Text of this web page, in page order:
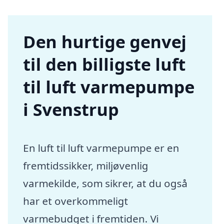
Den hurtige genvej
til den billigste luft
til luft varmepumpe
i Svenstrup
En luft til luft varmepumpe er en
fremtidssikker, miljøvenlig
varmekilde, som sikrer, at du også
har et overkommeligt
varmebudget i fremtiden. Vi